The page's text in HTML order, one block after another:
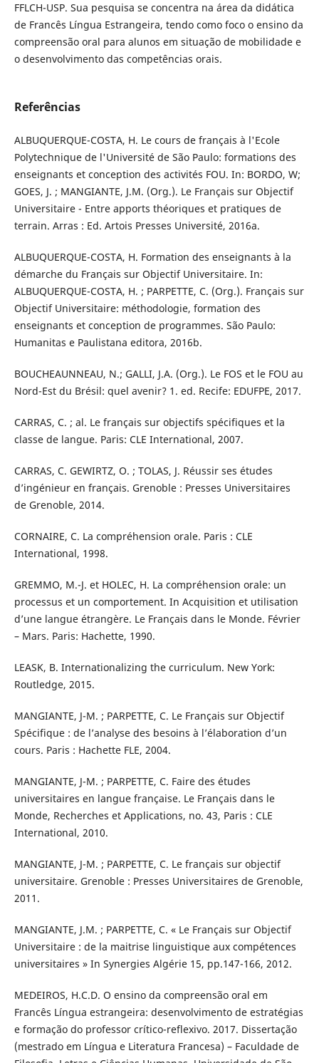
FFLCH-USP. Sua pesquisa se concentra na área da didática
de Francês Língua Estrangeira, tendo como foco o ensino da
compreensão oral para alunos em situação de mobilidade e
o desenvolvimento das competências orais.
Referências
ALBUQUERQUE-COSTA, H. Le cours de français à l'Ecole
Polytechnique de l'Université de São Paulo: formations des
enseignants et conception des activités FOU. In: BORDO, W;
GOES, J. ; MANGIANTE, J.M. (Org.). Le Français sur Objectif
Universitaire - Entre apports théoriques et pratiques de
terrain. Arras : Ed. Artois Presses Université, 2016a.
ALBUQUERQUE-COSTA, H. Formation des enseignants à la
démarche du Français sur Objectif Universitaire. In:
ALBUQUERQUE-COSTA, H. ; PARPETTE, C. (Org.). Français sur
Objectif Universitaire: méthodologie, formation des
enseignants et conception de programmes. São Paulo:
Humanitas e Paulistana editora, 2016b.
BOUCHEAUNNEAU, N.; GALLI, J.A. (Org.). Le FOS et le FOU au
Nord-Est du Brésil: quel avenir? 1. ed. Recife: EDUFPE, 2017.
CARRAS, C. ; al. Le français sur objectifs spécifiques et la
classe de langue. Paris: CLE International, 2007.
CARRAS, C. GEWIRTZ, O. ; TOLAS, J. Réussir ses études
d’ingénieur en français. Grenoble : Presses Universitaires
de Grenoble, 2014.
CORNAIRE, C. La compréhension orale. Paris : CLE
International, 1998.
GREMMO, M.-J. et HOLEC, H. La compréhension orale: un
processus et un comportement. In Acquisition et utilisation
d’une langue étrangère. Le Français dans le Monde. Février
– Mars. Paris: Hachette, 1990.
LEASK, B. Internationalizing the curriculum. New York:
Routledge, 2015.
MANGIANTE, J-M. ; PARPETTE, C. Le Français sur Objectif
Spécifique : de l’analyse des besoins à l’élaboration d’un
cours. Paris : Hachette FLE, 2004.
MANGIANTE, J-M. ; PARPETTE, C. Faire des études
universitaires en langue française. Le Français dans le
Monde, Recherches et Applications, no. 43, Paris : CLE
International, 2010.
MANGIANTE, J-M. ; PARPETTE, C. Le français sur objectif
universitaire. Grenoble : Presses Universitaires de Grenoble,
2011.
MANGIANTE, J.M. ; PARPETTE, C. « Le Français sur Objectif
Universitaire : de la maitrise linguistique aux compétences
universitaires » In Synergies Algérie 15, pp.147-166, 2012.
MEDEIROS, H.C.D. O ensino da compreensão oral em
Francês Língua estrangeira: desenvolvimento de estratégias
e formação do professor crítico-reflexivo. 2017. Dissertação
(mestrado em Língua e Literatura Francesa) – Faculdade de